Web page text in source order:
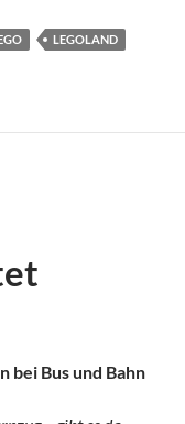
LEGOLAND
bei Bus und Bahn